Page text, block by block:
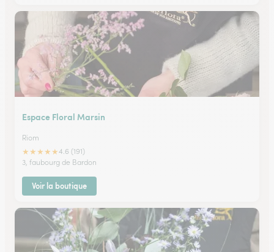
Espace Floral Marsin
Riom
★★★★★4.6 (191)
3, faubourg de Bardon
Voir la boutique